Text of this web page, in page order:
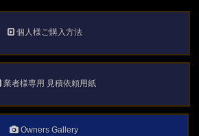
個人様ご購入方法
業者様専用 見積依頼用紙
Owners Gallery